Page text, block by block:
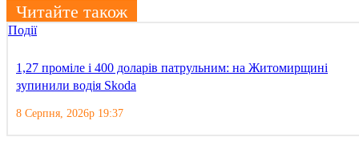
Читайте також
Події
1,27 проміле і 400 доларів патрульним: на Житомирщині
зупинили водія Skoda
8 Серпня, 2026р 19:37